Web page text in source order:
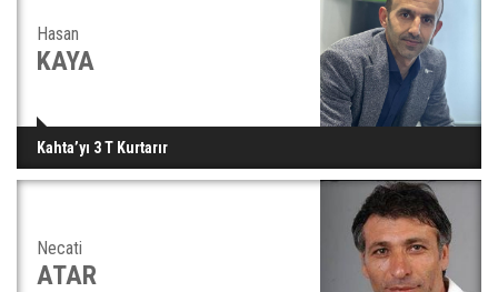
Hasan
KAYA
Kahta’yı 3 T Kurtarır
Necati
ATAR